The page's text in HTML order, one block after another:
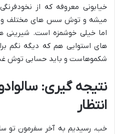
خیابونی معروفه که از
میشه و توش سس های مختلف و
اما خیلی خوشمزه است. شیرینی
های استوایی هم که دیگه نگم
شکموهاست و باید حسابی توش
نتیجه گیری:
انتظار
خب، رسیدیم به آخر سفرمون تو